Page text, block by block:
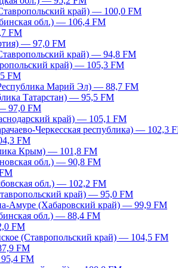
край) — 100,0 FM
обл.) — 106,4 FM
FM
— 97,0 FM
край) — 94,8 FM
край) — 105,3 FM
FM
Марий Эл) — 88,7 FM
Татарстан) — 95,5 FM
97,0 FM
край) — 105,1 FM
Черкесская республика) — 102,3
FM
Крым) — 101,8 FM
обл.) — 90,8 FM
обл.) — 102,2 FM
край) — 95,0 FM
Амуре (Хабаровский край) — 99,9 FM
обл.) — 88,4 FM
FM
(Ставропольский край) — 104,5 FM
FM
FM